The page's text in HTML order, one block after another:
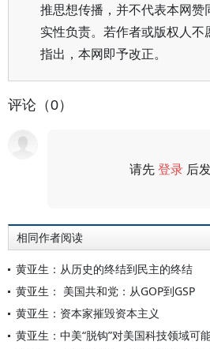
推思想传播，并不代表本网赞
实性负责。若作者或版权人不
指出，本网即予改正。
评论（0）
请先登录 后
相同作者阅读
黄亚生：从历史的终结到民主的终结
黄亚生： 美国共和党：从GOP到GSP
黄亚生：资本家摧毁资本主义
黄亚生：中美“脱钩”对美国科技领域可